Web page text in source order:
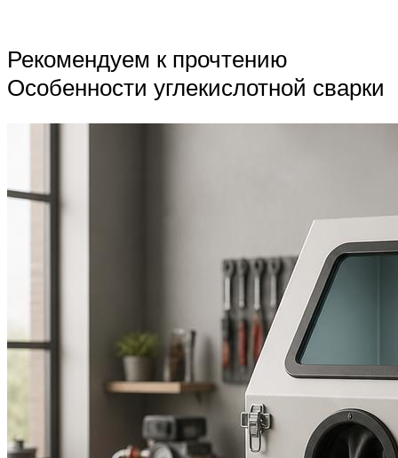
Рекомендуем к прочтению
Особенности углекислотной сварки